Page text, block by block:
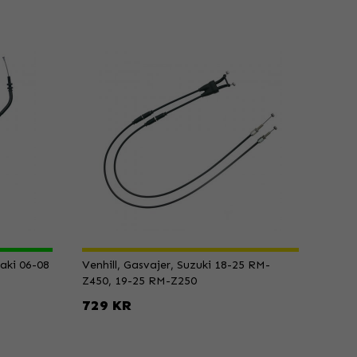
06-08
Venhill, Gasvajer, Suzuki 18-25 RM-
Z450, 19-25 RM-Z250
729 KR